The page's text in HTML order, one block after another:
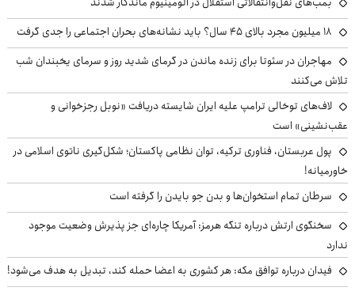
۱۸ میلیون مجرد بالای ۴۵ سال؟ باید نشانه‌های بحران اجتماعی را جدی گرفت
مهاجران در سئوتا برای زنده ماندن در گرمای شدید روز و سرمای یخبندان شب
تلاش می‌کنند
لاف‌های توخالی ترامپ علیه ایران شایسته دریافت «نوبل رجزخوانی و
عقب‌نشینی» است
پول عربستان، فناوری ترکیه، توان نظامی پاکستان؛ شکل‌گیری ناتوی اسلامی در
خاورمیانه!
سرطان تمام استخوان‌ها و بدن جو بایدن را گرفته است
سخنگوی ارتش درباره تنگه هرمز: آمریکا چاره‌ای جز پذیرش وضعیت موجود
ندارد
فیدان درباره توافق مکه: هر کشوری به اعضا حمله کند، تبدیل به هدف می‌شود!